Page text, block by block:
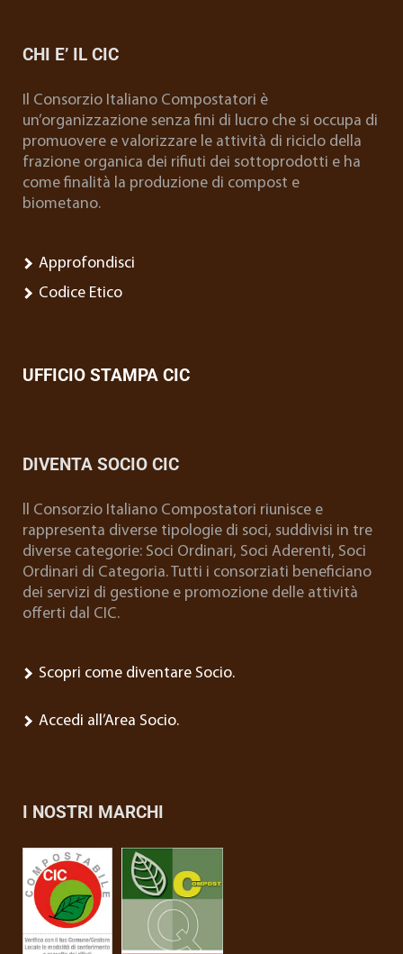
CHI E’ IL CIC
Il Consorzio Italiano Compostatori è
un’organizzazione senza fini di lucro che si occupa di
promuovere e valorizzare le attività di riciclo della
frazione organica dei rifiuti dei sottoprodotti e ha
come finalità la produzione di compost e
biometano.
Approfondisci
Codice Etico
UFFICIO STAMPA CIC
DIVENTA SOCIO CIC
ll Consorzio Italiano Compostatori riunisce e
rappresenta diverse tipologie di soci, suddivisi in tre
diverse categorie: Soci Ordinari, Soci Aderenti, Soci
Ordinari di Categoria. Tutti i consorziati beneficiano
dei servizi di gestione e promozione delle attività
offerti dal CIC.
Scopri come diventare Socio.
Accedi all’Area Socio.
I NOSTRI MARCHI